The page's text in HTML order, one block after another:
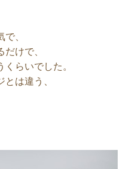
、
けで、
らいでした。
は違う、